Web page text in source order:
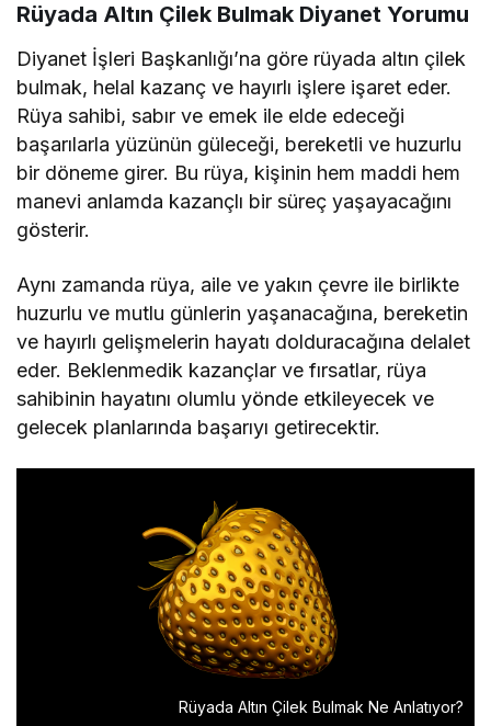
Rüyada Altın Çilek Bulmak Diyanet Yorumu
Diyanet İşleri Başkanlığı’na göre rüyada altın çilek
bulmak, helal kazanç ve hayırlı işlere işaret eder.
Rüya sahibi, sabır ve emek ile elde edeceği
başarılarla yüzünün güleceği, bereketli ve huzurlu
bir döneme girer. Bu rüya, kişinin hem maddi hem
manevi anlamda kazançlı bir süreç yaşayacağını
gösterir.
Aynı zamanda rüya, aile ve yakın çevre ile birlikte
huzurlu ve mutlu günlerin yaşanacağına, bereketin
ve hayırlı gelişmelerin hayatı dolduracağına delalet
eder. Beklenmedik kazançlar ve fırsatlar, rüya
sahibinin hayatını olumlu yönde etkileyecek ve
gelecek planlarında başarıyı getirecektir.
Rüyada Altın Çilek Bulmak Ne Anlatıyor?